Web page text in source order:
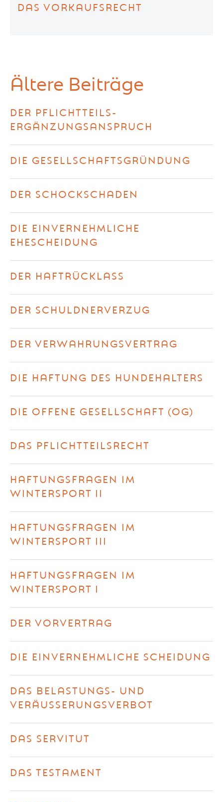
DAS VORKAUFSRECHT
Ältere Beiträge
DER PFLICHTTEILS-
ERGÄNZUNGSANSPRUCH
DIE GESELLSCHAFTSGRÜNDUNG
DER SCHOCKSCHADEN
DIE EINVERNEHMLICHE
EHESCHEIDUNG
DER HAFTRÜCKLASS
DER SCHULDNERVERZUG
DER VERWAHRUNGSVERTRAG
DIE HAFTUNG DES HUNDEHALTERS
DIE OFFENE GESELLSCHAFT (OG)
DAS PFLICHTTEILSRECHT
HAFTUNGSFRAGEN IM
WINTERSPORT II
HAFTUNGSFRAGEN IM
WINTERSPORT III
HAFTUNGSFRAGEN IM
WINTERSPORT I
DER VORVERTRAG
DIE EINVERNEHMLICHE SCHEIDUNG
DAS BELASTUNGS- UND
VERÄUSSERUNGSVERBOT
DAS SERVITUT
DAS TESTAMENT